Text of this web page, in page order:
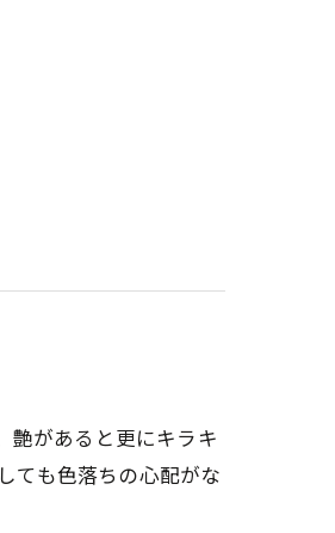
艶があると更にキラキ
ても色落ちの心配がな